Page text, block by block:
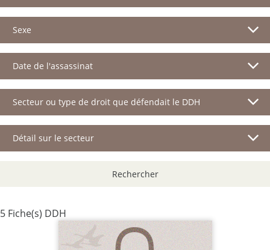
Sexe
Date de l'assassinat
Secteur ou type de droit que défendait le DDH
Détail sur le secteur
Rechercher
5 Fiche(s) DDH